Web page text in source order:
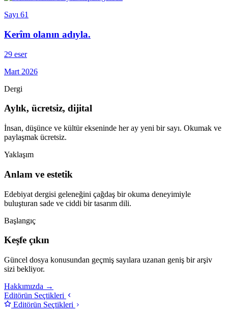
Sayı 61
Kerîm olanın adıyla.
29 eser
Mart 2026
Dergi
Aylık, ücretsiz, dijital
İnsan, düşünce ve kültür ekseninde her ay yeni bir sayı. Okumak ve
paylaşmak ücretsiz.
Yaklaşım
Anlam ve estetik
Edebiyat dergisi geleneğini çağdaş bir okuma deneyimiyle
buluşturan sade ve ciddi bir tasarım dili.
Başlangıç
Keşfe çıkın
Güncel dosya konusundan geçmiş sayılara uzanan geniş bir arşiv
sizi bekliyor.
Hakkımızda →
Editörün Seçtikleri
Editörün Seçtikleri